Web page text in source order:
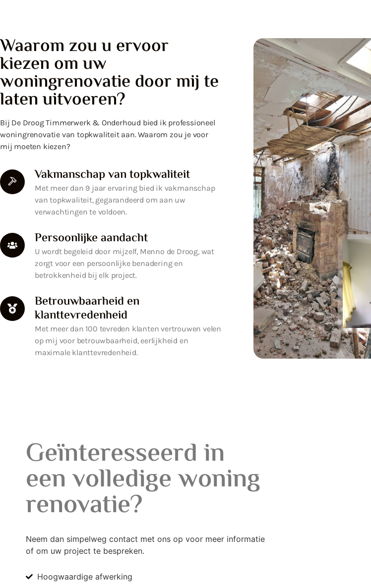
Waarom zou u ervoor
kiezen om uw
woningrenovatie door mij te
laten uitvoeren?
Bij De Droog Timmerwerk & Onderhoud bied ik professioneel
woningrenovatie van topkwaliteit aan. Waarom zou je voor
mij moeten kiezen?
Vakmanschap van topkwaliteit
Met meer dan 9 jaar ervaring bied ik vakmanschap
van topkwaliteit, gegarandeerd om aan uw
verwachtingen te voldoen.
Persoonlijke aandacht
U wordt begeleid door mijzelf, Menno de Droog, wat
zorgt voor een persoonlijke benadering en
betrokkenheid bij elk project.
Betrouwbaarheid en
klanttevredenheid
Met meer dan 100 tevreden klanten vertrouwen velen
op mij voor betrouwbaarheid, eerlijkheid en
maximale klanttevredenheid.
Geïnteresseerd in
een volledige woning
renovatie?
Neem dan simpelweg contact met ons op voor meer informatie
of om uw project te bespreken.
Hoogwaardige afwerking